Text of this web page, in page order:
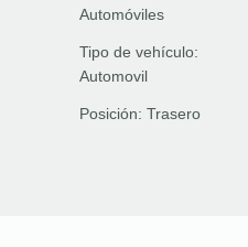
Automóviles
Tipo de vehículo:
Automovil
Posición: Trasero